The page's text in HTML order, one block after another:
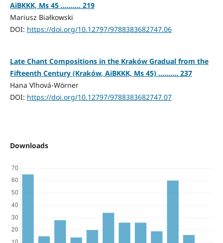
AiBKKK, Ms 45 .......... 219
Mariusz Białkowski
DOI: https://doi.org/10.12797/9788383682747.06
Late Chant Compositions in the Kraków Gradual from the
Fifteenth Century (Kraków, AiBKKK, Ms 45) .......... 237
Hana Vlhová-Wörner
DOI: https://doi.org/10.12797/9788383682747.07
Downloads